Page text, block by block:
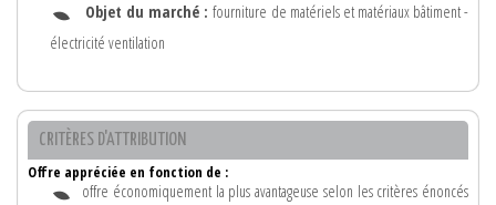
Objet du marché :fourniture de matériels et matériaux bâtiment -
électricité ventilation
CRITÈRES D'ATTRIBUTION
Offre appréciée en fonction de :
offre économiquement la plus avantageuse selon les critères énoncés